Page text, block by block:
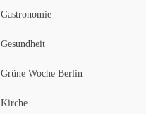
Gastronomie
Gesundheit
Grüne Woche Berlin
Kirche